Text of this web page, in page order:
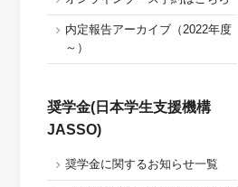
内定報告アーカイブ（2022年度
～）
奨学金(日本学生支援機構
JASSO)
奨学金に関するお知らせ一覧